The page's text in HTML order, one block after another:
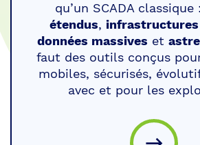
qu’un SCADA classique :
étendus,
données massives et
faut des outils conçus
mobiles, sécurisés,
avec et pour les